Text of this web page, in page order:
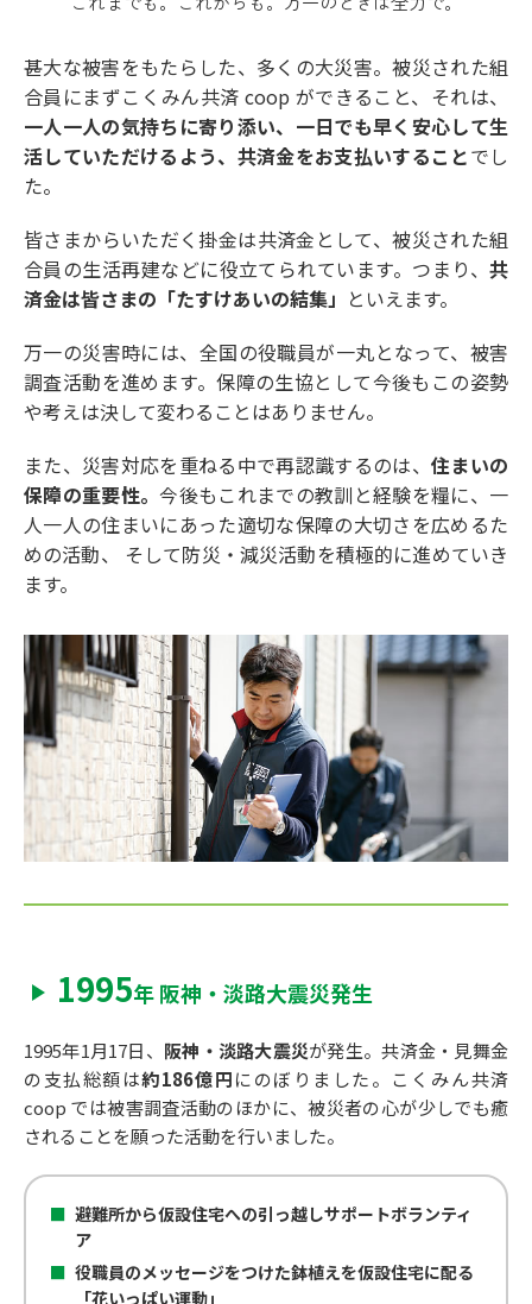
甚大な被害をもたらした、多くの大災害。被災された組
合員にまずこくみん共済 coop ができること、それは、
一人一人の気持ちに寄り添い、一日でも早く安心して生
活していただけるよう、共済金をお支払いすることでし
た。
皆さまからいただく掛金は共済金として、被災された組
合員の生活再建などに役立てられています。 つまり、共
済金は皆さまの「たすけあいの結集」 といえます。
万一の災害時には、全国の役職員が一丸となって、被害
調査活動を進めます。保障の生協として今後もこの姿勢
や考えは決して変わることはありません。
また、災害対応を重ねる中で再認識するのは、 住まいの
保障の重要性。今後もこれまでの教訓と経験を糧に、 一
人一人の住まいにあった適切な保障の大切さを広めるた
めの活動、
そして防災・減災活動を積極的に進めていき
ます。
1995年 阪神・淡路大震災発生
1995年1月17日、 阪神・淡路大震災が発生。共済金・見舞金
の支払総額は約186億円にのぼりました。 こくみん共済
coop では被害調査活動のほかに、被災者の心が少しでも癒
されることを願った活動を行いました。
避難所から仮設住宅への引っ越しサポートボランティ
ア
役職員のメッセージをつけた鉢植えを仮設住宅に配る
「花いっぱい運動」